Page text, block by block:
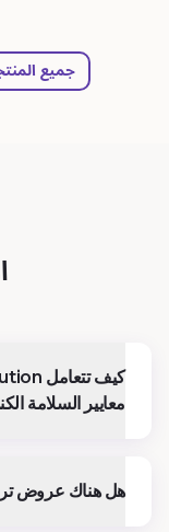
جميع
معايير السلامة
هل هناك عروض